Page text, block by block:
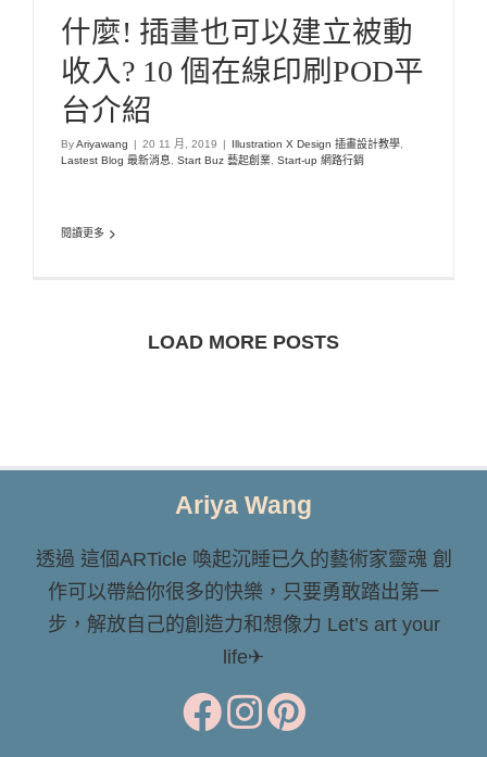
什麼! 插畫也可以建立被動
收入? 10 個在線印刷POD平
台介紹
ByAriyawang 20 11 月, 2019 Illustration X Design 插畫設計教學,
Lastest Blog 最新消息, Start Buz 藝起創業, Start-up 網路行銷
閱讀更多
LOAD MORE POSTS
Ariya Wang
透過 這個ARTicle 喚起沉睡已久的藝術家靈魂 創
作可以帶給你很多的快樂，只要勇敢踏出第一
步，解放自己的創造力和想像力 Let’s art your
life✈